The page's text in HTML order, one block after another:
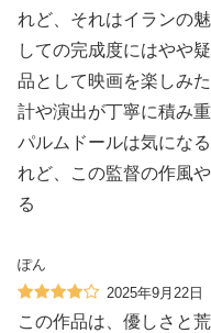
れど、それはイランの
しての完成度にはやや
品として映画を楽しみ
計や演出が丁寧に積み
パルムドールは気にな
れど、この監督の作風
る
ぽん
2025年9月22日
この作品は、優しさと